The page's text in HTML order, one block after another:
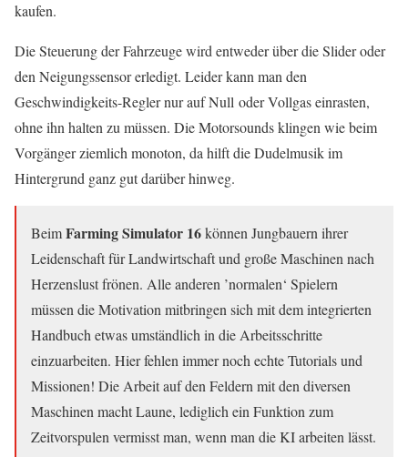
kaufen.
Die Steuerung der Fahrzeuge wird entweder über die Slider oder
den Neigungssensor erledigt. Leider kann man den
Geschwindigkeits-Regler nur auf Null oder Vollgas einrasten,
ohne ihn halten zu müssen. Die Motorsounds klingen wie beim
Vorgänger ziemlich monoton, da hilft die Dudelmusik im
Hintergrund ganz gut darüber hinweg.
BeimFarming Simulator 16können Jungbauern ihrer
Leidenschaft für Landwirtschaft und große Maschinen nach
Herzenslust frönen. Alle anderen ’normalen‘ Spielern
müssen die Motivation mitbringen sich mit dem integrierten
Handbuch etwas umständlich in die Arbeitsschritte
einzuarbeiten. Hier fehlen immer noch echte Tutorials und
Missionen! Die Arbeit auf den Feldern mit den diversen
Maschinen macht Laune, lediglich ein Funktion zum
Zeitvorspulen vermisst man, wenn man die KI arbeiten lässt.